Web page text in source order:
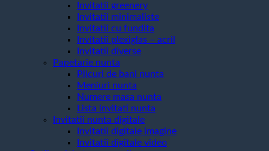
Invitatii greenery
Invitatii minimaliste
Invitatii cu fundita
Invitatii plexiglas – acril
Invitatii diverse
Papetarie nunta
Plicuri de bani nunta
Meniuri nunta
Numere masa nunta
Lista invitati nunta
Invitatii nunta digitale
Invitatii digitale imagine
Invitatii digitale video